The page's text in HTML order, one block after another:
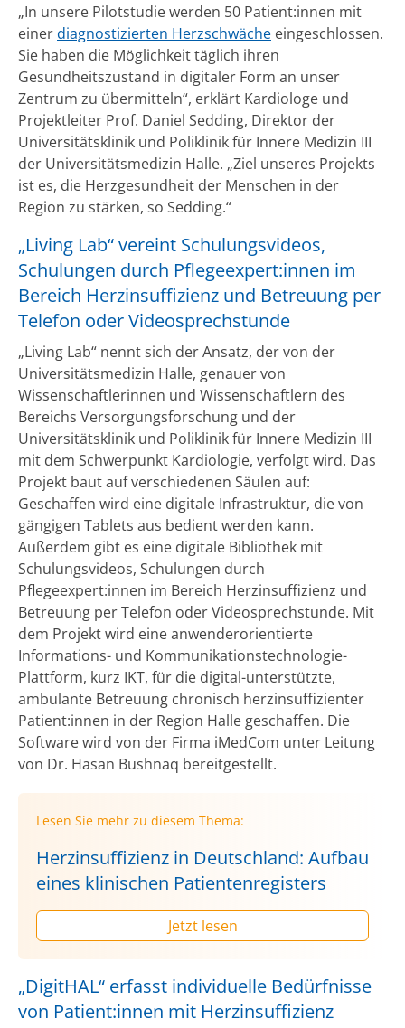
„In unsere Pilotstudie werden 50 Patient:innen mit
einerdiagnostizierten Herzschwäche eingeschlossen.
Sie haben die Möglichkeit täglich ihren
Gesundheitszustand in digitaler Form an unser
Zentrum zu übermitteln“, erklärt Kardiologe und
Projektleiter Prof. Daniel Sedding, Direktor der
Universitätsklinik und Poliklinik für Innere Medizin III
der Universitätsmedizin Halle. „Ziel unseres Projekts
ist es, die Herzgesundheit der Menschen in der
Region zu stärken, so Sedding.“
„Living Lab“ vereint Schulungsvideos,
Schulungen durch Pflegeexpert:innen im
Bereich Herzinsuffizienz und Betreuung per
Telefon oder Videosprechstunde
„Living Lab“ nennt sich der Ansatz, der von der
Universitätsmedizin Halle, genauer von
Wissenschaftlerinnen und Wissenschaftlern des
Bereichs Versorgungsforschung und der
Universitätsklinik und Poliklinik für Innere Medizin III
mit dem Schwerpunkt Kardiologie, verfolgt wird. Das
Projekt baut auf verschiedenen Säulen auf:
Geschaffen wird eine digitale Infrastruktur, die von
gängigen Tablets aus bedient werden kann.
Außerdem gibt es eine digitale Bibliothek mit
Schulungsvideos, Schulungen durch
Pflegeexpert:innen im Bereich Herzinsuffizienz und
Betreuung per Telefon oder Videosprechstunde. Mit
dem Projekt wird eine anwenderorientierte
Informations- und Kommunikationstechnologie-
Plattform, kurz IKT, für die digital-unterstützte,
ambulante Betreuung chronisch herzinsuffizienter
Patient:innen in der Region Halle geschaffen. Die
Software wird von der Firma iMedCom unter Leitung
von Dr. Hasan Bushnaq bereitgestellt.
Lesen Sie mehr zu diesem Thema:
Herzinsuffizienz in Deutschland: Aufbau
eines klinischen Patientenregisters
Jetzt lesen
„DigitHAL“ erfasst individuelle Bedürfnisse
von Patient:innen mit Herzinsuffizienz